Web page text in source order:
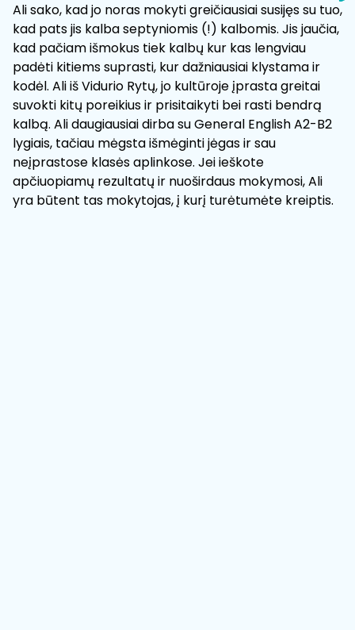
Ali sako, kad jo noras mokyti greičiausiai susijęs su tuo,
kad pats jis kalba septyniomis (!) kalbomis. Jis jaučia,
kad pačiam išmokus tiek kalbų kur kas lengviau
padėti kitiems suprasti, kur dažniausiai klystama ir
kodėl. Ali iš Vidurio Rytų, jo kultūroje įprasta greitai
suvokti kitų poreikius ir prisitaikyti bei rasti bendrą
kalbą. Ali daugiausiai dirba su General English A2-B2
lygiais, tačiau mėgsta išmėginti jėgas ir sau
neįprastose klasės aplinkose. Jei ieškote
apčiuopiamų rezultatų ir nuoširdaus mokymosi, Ali
yra būtent tas mokytojas, į kurį turėtumėte kreiptis.